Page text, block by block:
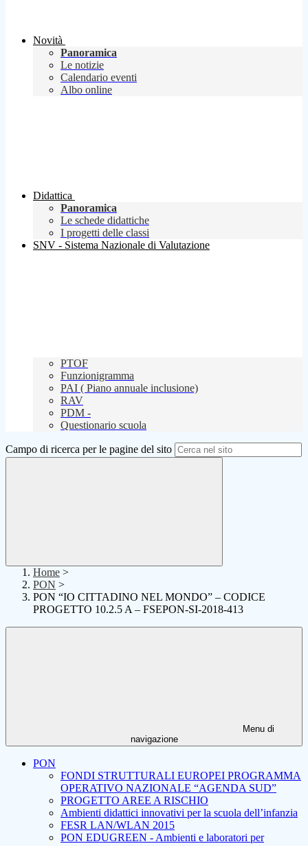
Novità
Panoramica
Le notizie
Calendario eventi
Albo online
Didattica
Panoramica
Le schede didattiche
I progetti delle classi
SNV - Sistema Nazionale di Valutazione
PTOF
Funzionigramma
PAI ( Piano annuale inclusione)
RAV
PDM -
Questionario scuola
Campo di ricerca per le pagine del sito
Home >
PON >
PON “IO CITTADINO NEL MONDO” – CODICE
PROGETTO 10.2.5 A – FSEPON-SI-2018-413
Menu di
navigazione
PON
FONDI STRUTTURALI EUROPEI PROGRAMMA
OPERATIVO NAZIONALE “AGENDA SUD”
PROGETTO AREE A RISCHIO
Ambienti didattici innovativi per la scuola dell’infanzia
FESR LAN/WLAN 2015
PON EDUGREEN - Ambienti e laboratori per